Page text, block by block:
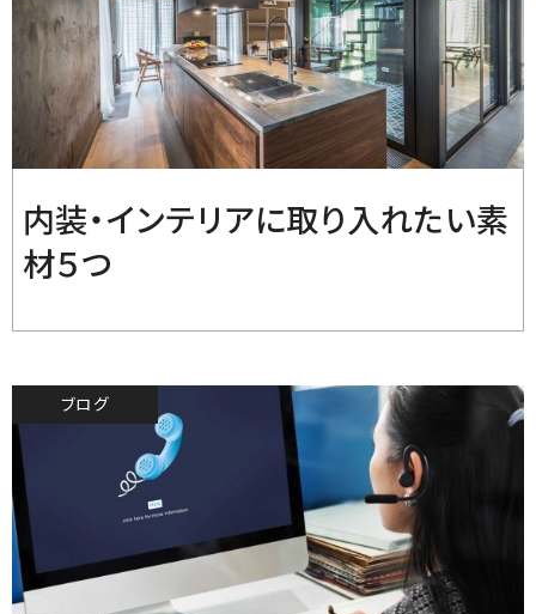
2019.9.6
内装・インテリアに取り入れたい素
材５つ
ブログ